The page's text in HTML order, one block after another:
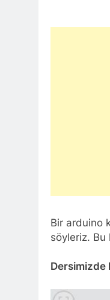
Bir arduino
söyleriz. Bu
Dersimizde